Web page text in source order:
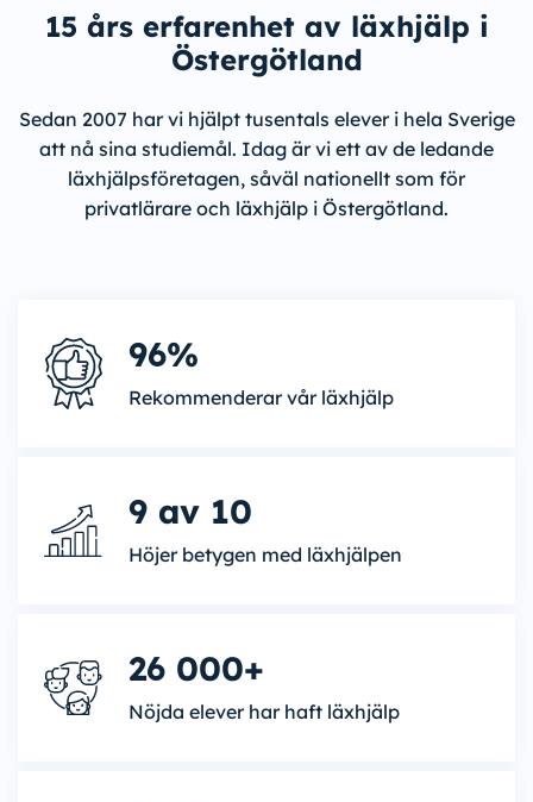
15 års erfarenhet av läxhjälp i
Östergötland
Sedan 2007 har vi hjälpt tusentals elever i hela Sverige
att nå sina studiemål. Idag är vi ett av de ledande
läxhjälpsföretagen, såväl nationellt som för
privatlärare och läxhjälp i Östergötland.
96%
Rekommenderar vår läxhjälp
9 av 10
Höjer betygen med läxhjälpen
26 000+
Nöjda elever har haft läxhjälp